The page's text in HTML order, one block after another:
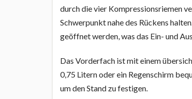
durch die vier Kompressionsriemen
Schwerpunkt nahe des Rückens
geöffnet werden, was das Ein- und
Das Vorderfach ist mit einem
0,75 Litern oder ein Regenschirm
um den Stand zu festigen.